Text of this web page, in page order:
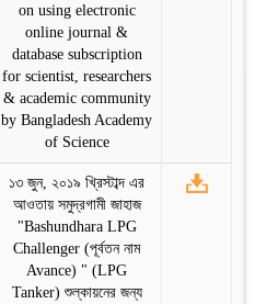
on using electronic
online journal &
database subscription
for scientist, researchers
& academic community
by Bangladesh Academy
of Science
১৩ জুন, ২০১৯ খ্রিস্টাব্দ এর
আওতায় সমুদ্রগামী জাহাজ
"Bashundhara LPG
Challenger (পূর্বতন নাম
Avance) " (LPG
Tanker) শুল্কায়নের জন্য